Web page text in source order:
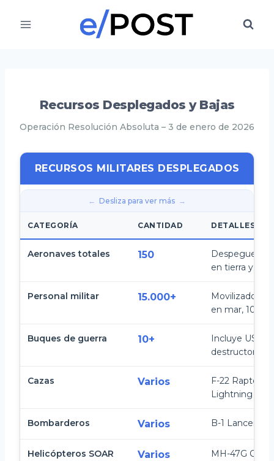
Recursos Desplegados y Bajas
Operación Resolución Absoluta – 3 de enero de 2026
RECURSOS MILITARES DESPLEGADOS
Desliza para ver más
CATEGORÍA CANTIDAD DETALLES
Aeronaves totales 150
Despegue
en tierra y
Personal militar 15.000+
Movilizados
en mar,
Buques de guerra 10+
Incluye USS
destructores
Cazas Varios
F-22 Raptor,
Lightning II
Bombarderos Varios B-1 Lancer, B-
Helicópteros SOAR Varios
MH-47G